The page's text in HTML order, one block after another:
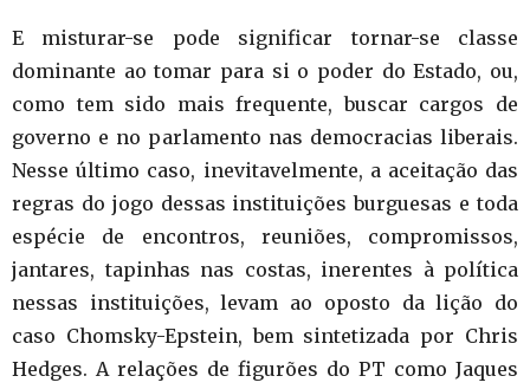
E misturar-se pode significar tornar-se classe
dominante ao tomar para si o poder do Estado, ou,
como tem sido mais frequente, buscar cargos de
governo e no parlamento nas democracias liberais.
Nesse último caso, inevitavelmente, a aceitação das
regras do jogo dessas instituições burguesas e toda
espécie de encontros, reuniões, compromissos,
jantares, tapinhas nas costas, inerentes à política
nessas instituições, levam ao oposto da lição do
caso Chomsky-Epstein, bem sintetizada por Chris
Hedges. A relações de figurões do PT como Jaques